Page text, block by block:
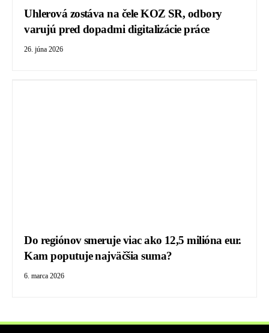
Uhlerová zostáva na čele KOZ SR, odbory
varujú pred dopadmi digitalizácie práce
26. júna 2026
Do regiónov smeruje viac ako 12,5 milióna eur.
Kam poputuje najväčšia suma?
6. marca 2026